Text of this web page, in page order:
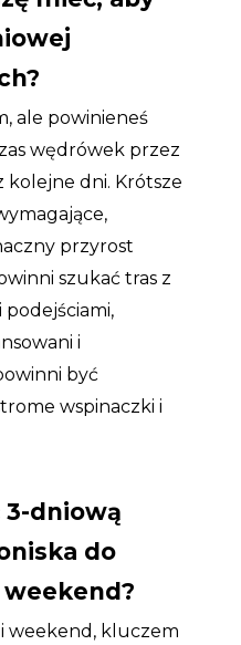
ale powinieneś
wędrówek przez
kolejne dni. Krótsze
przyrost
szukać tras z
i
być
wspinaczki i
3-dniową
do
weekend, kluczem